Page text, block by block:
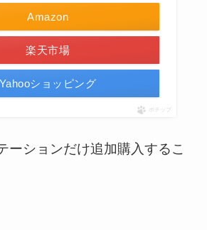
Amazon
楽天市場
Yahooショッピング
ポチップ
ーションだけ追加購入するこ